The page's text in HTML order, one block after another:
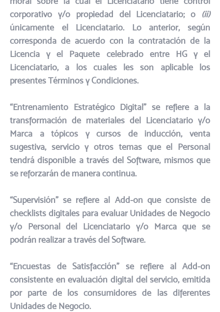
corporativo y/o propiedad del Licenciatario; o (ii)
únicamente el Licenciatario. Lo anterior, según
corresponda de acuerdo con la contratación de la
Licencia y el Paquete celebrado entre HG y el
Licenciatario, a los cuales les son aplicable los
presentes Términos y Condiciones.
“Entrenamiento Estratégico Digital” se refiere a la
transformación de materiales del Licenciatario y/o
Marca a tópicos y cursos de inducción, venta
sugestiva, servicio y otros temas que el Personal
tendrá disponible a través del Software, mismos que
se reforzarán de manera continua.
“Supervisión” se refiere al Add-on que consiste de
checklists digitales para evaluar Unidades de Negocio
y/o Personal del Licenciatario y/o Marca que se
podrán realizar a través del Software.
“Encuestas de Satisfacción” se refiere al Add-on
consistente en evaluación digital del servicio, emitida
por parte de los consumidores de las diferentes
Unidades de Negocio.​